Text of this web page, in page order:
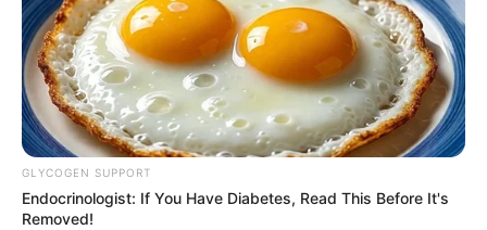
GLYCOGEN SUPPORT
Endocrinologist: If You Have Diabetes, Read This Before It's
Removed!